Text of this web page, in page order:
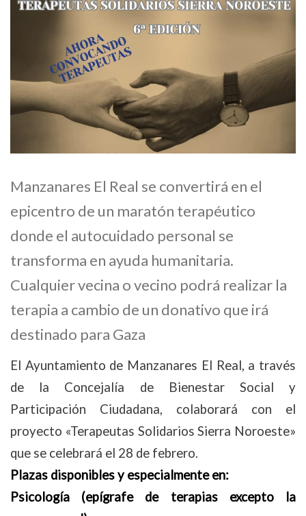
Manzanares El Real se convertirá en el
epicentro de un maratón terapéutico
donde el autocuidado personal se
transforma en ayuda humanitaria.
Cualquier vecina o vecino podrá realizar la
terapia a cambio de un donativo que irá
destinado para Gaza
El Ayuntamiento de Manzanares El Real, a través
de la Concejalía de Bienestar Social y
Participación Ciudadana, colaborará con el
proyecto «Terapeutas Solidarios Sierra Noroeste»
que se celebrará el 28 de febrero.
Plazas disponibles y especialmente en:
Psicología (epígrafe de terapias excepto la